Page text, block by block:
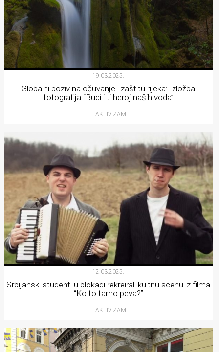
19.03.2025.
Globalni poziv na očuvanje i zaštitu rijeka: Izložba
fotografija “Budi i ti heroj naših voda”
AKTIVIZAM
12.03.2025.
Srbijanski studenti u blokadi rekreirali kultnu scenu iz filma
“Ko to tamo peva?”
AKTIVIZAM